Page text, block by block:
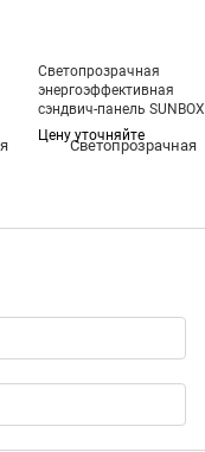
Светопрозрачная
энергоэффективная
сэндвич-панель SUNBOX
Airon
Цену уточняйте